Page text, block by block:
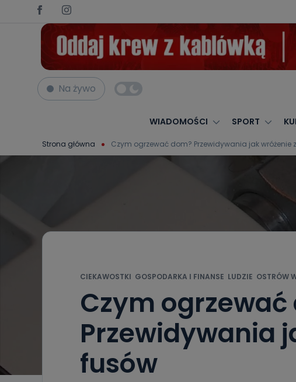
Na żywo
WIADOMOŚCI SPORT
Strona główna Czym ogrzewać dom? Przewidywania jak wróżenie
CIEKAWOSTKI GOSPODARKA I FINANSE LUDZIE OSTRÓW
Czym ogrzewać
Przewidywania
fusów